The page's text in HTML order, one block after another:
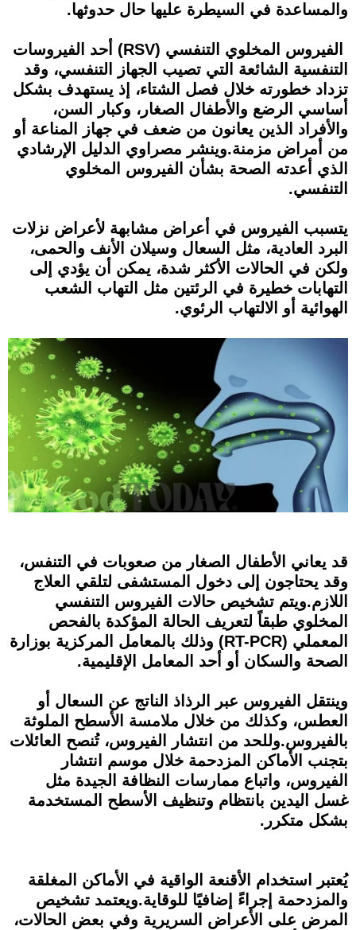
والمساعدة في السيطرة عليها حال حدوثها.
الفيروس المخلوي التنفسي (RSV) أحد الفيروسات
التنفسية الشائعة التي تصيب الجهاز التنفسي، وقد
تزداد خطورته خلال فصل الشتاء، إذ يستهدف بشكل
أساسي الرضع والأطفال الصغار، وكبار السن،
والأفراد الذين يعانون من ضعف في جهاز المناعة أو
من أمراض مزمنة.وينشر مصراوي الدليل الإرشادي
الذي أعدته الصحة بشأن الفيروس المخلوي
التنفسي.
يتسبب الفيروس في أعراض مشابهة لأعراض نزلات
البرد العادية، مثل السعال وسيلان الأنف والحمى،
ولكن في الحالات الأكثر شدة، يمكن أن يؤدي إلى
التهابات خطيرة في الرئتين مثل التهاب الشعب
الهوائية أو الالتهاب الرئوي.
قد يعاني الأطفال الصغار من صعوبات في التنفس،
وقد يحتاجون إلى دخول المستشفى لتلقي العلاج
اللازم.ويتم تشخيص حالات الفيروس التنفسي
المخلوي طبقاً لتعريف الحالة المؤكدة بالفحص
المعملي (RT-PCR) وذلك بالمعامل المركزية بوزارة
الصحة والسكان أو أحد المعامل الإقليمية.
وينتقل الفيروس عبر الرذاذ الناتج عن السعال أو
العطس، وكذلك من خلال ملامسة الأسطح الملوثة
بالفيروس.وللحد من انتشار الفيروس، تُنصح العائلات
بتجنب الأماكن المزدحمة خلال موسم انتشار
الفيروس، واتباع ممارسات النظافة الجيدة مثل
غسل اليدين بانتظام وتنظيف الأسطح المستخدمة
بشكل متكرر.
يُعتبر استخدام الأقنعة الواقية في الأماكن المغلقة
والمزدحمة إجراءً إضافيًا للوقاية.ويعتمد تشخيص
المرض على الأعراض السريرية وفي بعض الحالات،